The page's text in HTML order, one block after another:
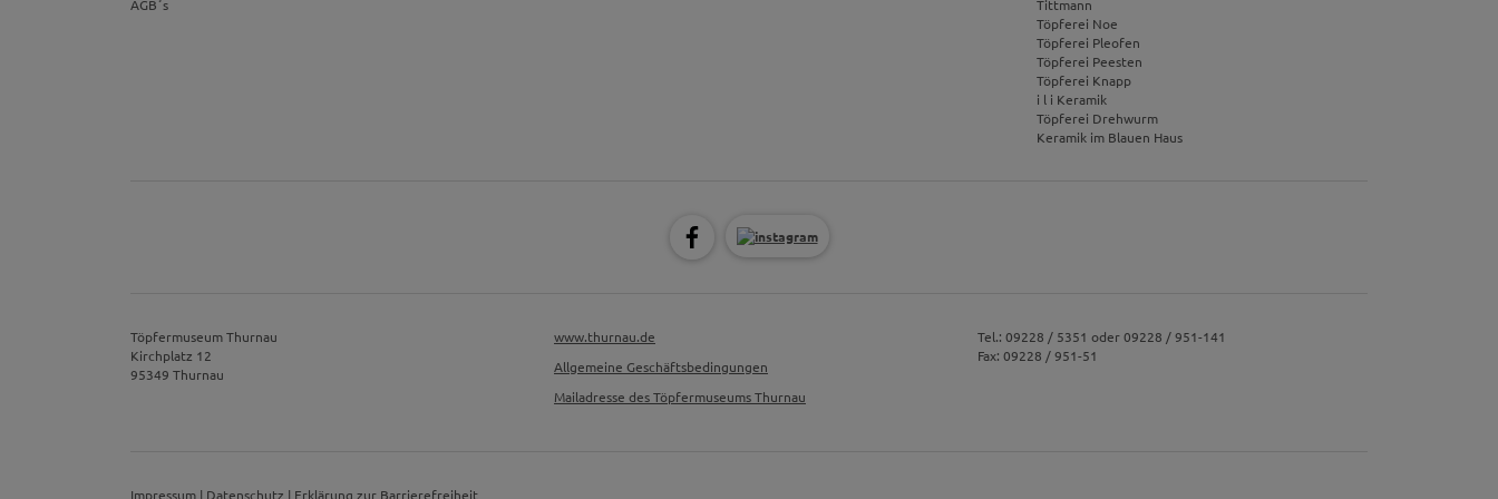
AGB´s
Tittmann
Töpferei Noe
Töpferei Pleofen
Töpferei Peesten
Töpferei Knapp
i l i Keramik
Töpferei Drehwurm
Keramik im Blauen Haus
Töpfermuseum Thurnau
Kirchplatz 12
95349 Thurnau
www.thurnau.de
Allgemeine Geschäftsbedingungen
Mailadresse des Töpfermuseums Thurnau
Tel.: 09228 / 5351 oder 09228 / 951-141
Fax: 09228 / 951-51
Impressum | Datenschutz | Erklärung zur Barrierefreiheit